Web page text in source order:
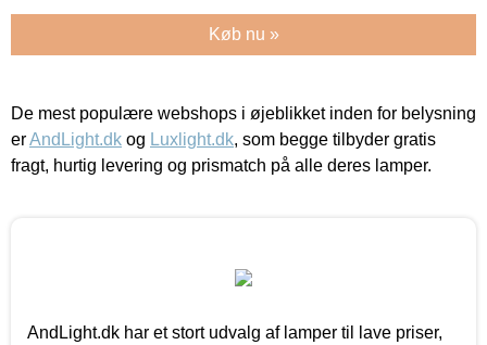
Køb nu »
De mest populære webshops i øjeblikket inden for belysning
erAndLight.dk og Luxlight.dk, som begge tilbyder gratis
fragt, hurtig levering og prismatch på alle deres lamper.
AndLight.dk har et stort udvalg af lamper til lave priser,